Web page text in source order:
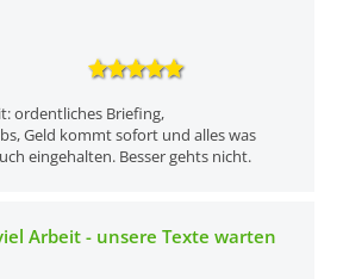
ordentliches Briefing,
Geld kommt sofort und alles was
eingehalten. Besser gehts nicht.
Arbeit - unsere Texte warten